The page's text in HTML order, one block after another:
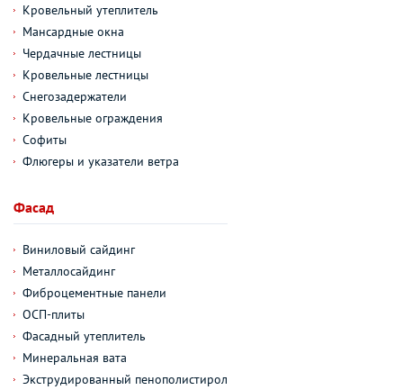
Кровельный утеплитель
Мансардные окна
Чердачные лестницы
Кровельные лестницы
Снегозадержатели
Кровельные ограждения
Софиты
Флюгеры и указатели ветра
Фасад
Виниловый сайдинг
Металлосайдинг
Фиброцементные панели
ОСП-плиты
Фасадный утеплитель
Минеральная вата
Экструдированный пенополистирол